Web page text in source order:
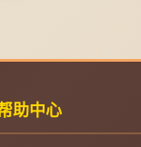
助中心